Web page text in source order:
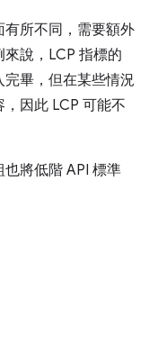
所不同，需要額外
說，LCP 指標的
畢，但在某些情況
因此 LCP 可能不
將低階 API 標準